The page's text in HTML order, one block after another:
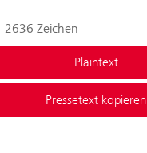
2636 Zeichen
Plaintext
Pressetext kopieren